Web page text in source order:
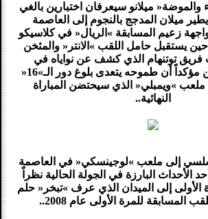
والموضة« ميلانو سيعرفان اختبارين بالغي
ميلان المدجج بالنجوم إلى العاصمة
زعيم المسابقة »الريال« في كلاسيكو
حين يستقبل حامل اللقب »الانتر« والمثخن
فريق توتنهام الذي كشف عن نواياه في
الجولتين السابقتين مؤكداً أن طموحه يتعدى بلوغ دور الـ»16«
»ويمبلي« الذي سيحتضن المباراة
النهائية..
إلى ملعب »لوجينسكي« في العاصمة
الأحداث البارزة في الجولة الحالية نظراً
الأولى إلى الميدان الذي عرف »تبخر« حلم
المسابقة للمرة الأولى عام 2008..